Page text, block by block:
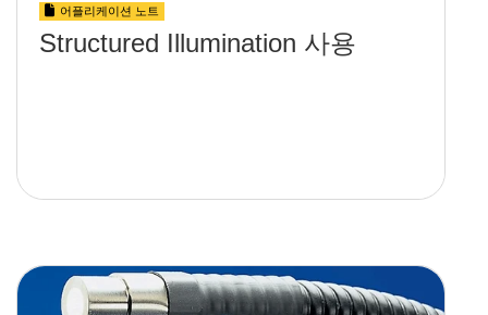
어플리케이션 노트
Structured Illumination 사용